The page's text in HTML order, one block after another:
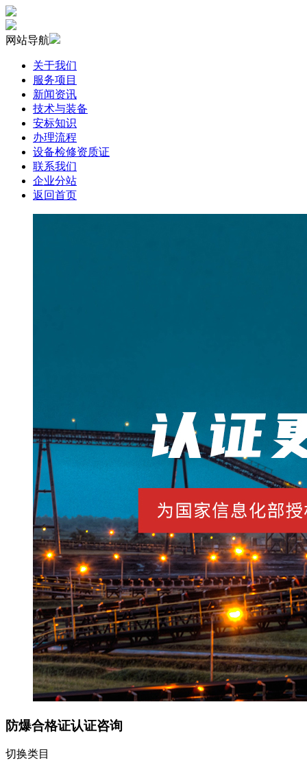
网站导航
关于我们
服务项目
新闻资讯
技术与装备
安标知识
办理流程
设备检修资质证
联系我们
企业分站
返回首页
防爆合格证认证咨询
切换类目